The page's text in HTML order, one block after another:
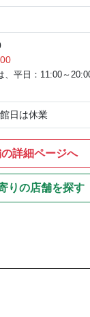
、平日：11:00～
日は休業
の詳細ページへ
りの店舗を探す